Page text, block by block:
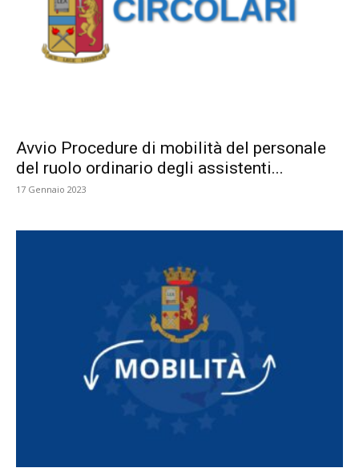
Avvio Procedure di mobilità del personale
del ruolo ordinario degli assistenti...
17 Gennaio 2023